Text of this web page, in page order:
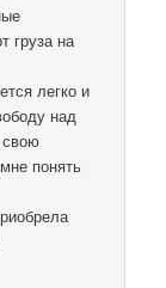
груза на
легко и
над
свою
понять